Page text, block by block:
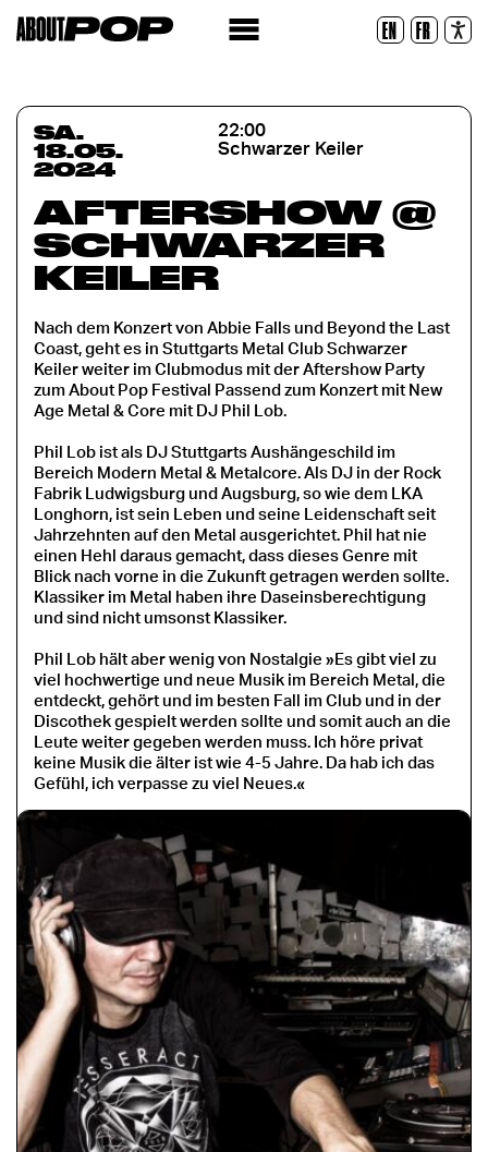
EN FR
Zurücksetzen
SA.
18.05.
2024
22:00
Schwarzer Keiler
AFTERSHOW @
SCHWARZER
KEILER
Nach dem Konzert von Abbie Falls und Beyond the Last
Coast, geht es in Stuttgarts Metal Club Schwarzer
Keiler weiter im Clubmodus mit der Aftershow Party
zum About Pop Festival Passend zum Konzert mit New
Age Metal & Core mit DJ Phil Lob.
Phil Lob ist als DJ Stuttgarts Aushängeschild im
Bereich Modern Metal & Metalcore. Als DJ in der Rock
Fabrik Ludwigsburg und Augsburg, so wie dem LKA
Longhorn, ist sein Leben und seine Leidenschaft seit
Jahrzehnten auf den Metal ausgerichtet. Phil hat nie
einen Hehl daraus gemacht, dass dieses Genre mit
Blick nach vorne in die Zukunft getragen werden sollte.
Klassiker im Metal haben ihre Daseinsberechtigung
und sind nicht umsonst Klassiker.
Phil Lob hält aber wenig von Nostalgie »Es gibt viel zu
viel hochwertige und neue Musik im Bereich Metal, die
entdeckt, gehört und im besten Fall im Club und in der
Discothek gespielt werden sollte und somit auch an die
Leute weiter gegeben werden muss. Ich höre privat
keine Musik die älter ist wie 4-5 Jahre. Da hab ich das
Gefühl, ich verpasse zu viel Neues.«